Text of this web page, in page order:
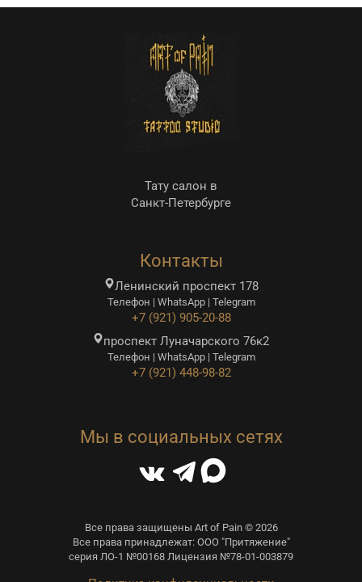
Тату салон в
Санкт-Петербурге
Контакты
Ленинский проспект 178
Телефон | WhatsApp | Telegram
+7 (921) 905-20-88
проспект Луначарского 76к2
Телефон | WhatsApp | Telegram
+7 (921) 448-98-82
Мы в социальных сетях
Все права защищены Art of Pain © 2026
Все права принадлежат: ООО "Притяжение"
серия ЛО-1 №00168 Лицензия №78-01-003879